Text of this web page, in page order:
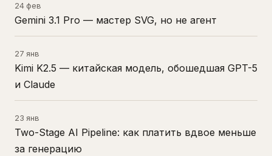
24 фев
Gemini 3.1 Pro — мастер SVG, но не агент
27 янв
Kimi K2.5 — китайская модель, обошедшая GPT-5
и Claude
23 янв
Two-Stage AI Pipeline: как платить вдвое меньше
за генерацию